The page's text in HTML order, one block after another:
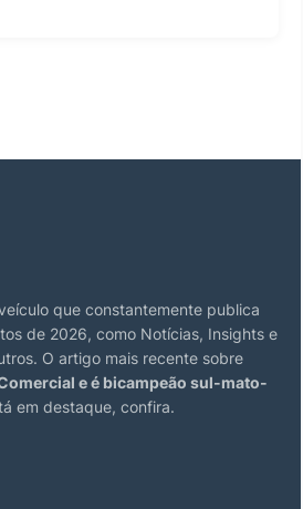
que constantemente publica
de 2026, como Notícias, Insights e
O artigo mais recente sobre
e é bicampeão sul-mato-
em destaque, confira.